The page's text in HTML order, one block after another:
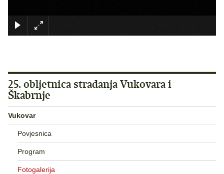
25. obljetnica stradanja Vukovara i
Škabrnje
Vukovar
Povjesnica
Program
Fotogalerija